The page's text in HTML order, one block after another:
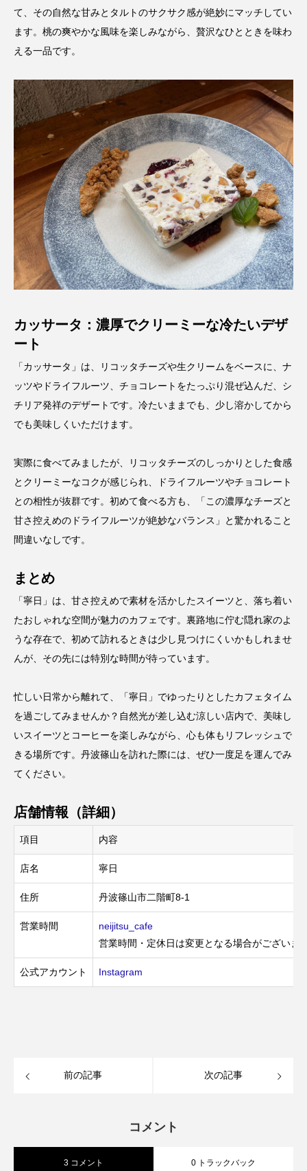
て、その自然な甘みとタルトのサクサク感が絶妙にマッチしてい
ます。桃の爽やかな風味を楽しみながら、贅沢なひとときを味わ
える一品です。
カッサータ：濃厚でクリーミーな冷たいデザ
ート
「カッサータ」は、リコッタチーズや生クリームをベースに、ナ
ッツやドライフルーツ、チョコレートをたっぷり混ぜ込んだ、シ
チリア発祥のデザートです。冷たいままでも、少し溶かしてから
でも美味しくいただけます。
実際に食べてみましたが、リコッタチーズのしっかりとした食感
とクリーミーなコクが感じられ、ドライフルーツやチョコレート
との相性が抜群です。初めて食べる方も、「この濃厚なチーズと
甘さ控えめのドライフルーツが絶妙なバランス」と驚かれること
間違いなしです。
まとめ
「寧日」は、甘さ控えめで素材を活かしたスイーツと、落ち着い
たおしゃれな空間が魅力のカフェです。裏路地に佇む隠れ家のよ
うな存在で、初めて訪れるときは少し見つけにくいかもしれませ
んが、その先には特別な時間が待っています。
忙しい日常から離れて、「寧日」でゆったりとしたカフェタイム
を過ごしてみませんか？自然光が差し込む涼しい店内で、美味し
いスイーツとコーヒーを楽しみながら、心も体もリフレッシュで
きる場所です。丹波篠山を訪れた際には、ぜひ一度足を運んでみ
てください。
店舗情報（詳細）
項目 内容
店名 寧日
住所 丹波篠山市二階町8-1
営業時間
neijitsu_cafe
営業時間・定休日は変更となる場合がございま
公式アカウント Instagram
前の記事 次の記事
コメント
3 コメント 0 トラックバック